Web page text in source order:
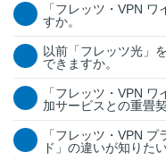
「フレッツ・VPN
すか。
以前「フレッツ光」
できますか。
「フレッツ・VPN
加サービスとの重畳
「フレッツ・VPN
ド」の違いが知りたい